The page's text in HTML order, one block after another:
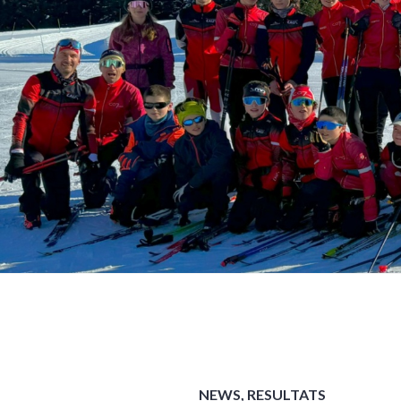
NEWS, RESULTATS